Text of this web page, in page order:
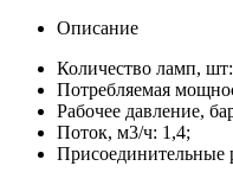
Описание
Количество ламп,
Потребляемая
Рабочее давление,
Поток, м3/ч: 1,4;
Присоединительные